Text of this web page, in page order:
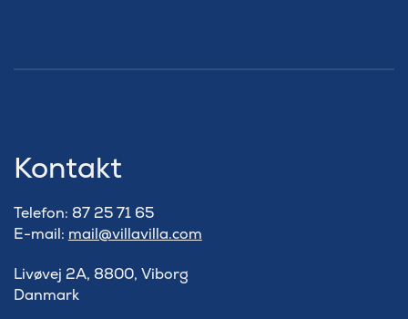
Kontakt
Telefon: 87 25 71 65
E-mail: mail@villavilla.com
Livøvej 2A, 8800, Viborg
Danmark